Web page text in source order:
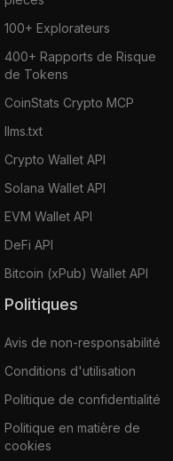
100+ Explorateurs
400+ Rapports de Risque
de Tokens
CoinStats Crypto MCP
llms.txt
Crypto Wallet API
Solana Wallet API
EVM Wallet API
DeFi API
Bitcoin (xPub) Wallet API
Politiques
Avis de non-responsabilité
Conditions d'utilisation
Politique de confidentialité
Politique en matière de
cookies